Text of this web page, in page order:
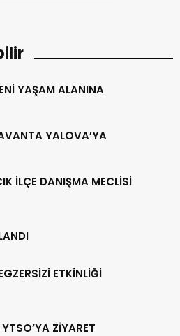
YAŞAM ALANINA
YALOVA’YA
İLÇE DANIŞMA MECLİSİ
ETKİNLİĞİ
ZİYARET